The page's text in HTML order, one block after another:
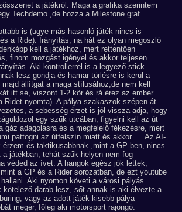
a játékról. Maga a grafika szerintem
Techdemo ,de hozza a Milestone graf
is (ugye más hasonló játék nincs is
a Ride). Irányítás, na hát ez olyan megoszló
kell a játékhoz, mert rettentően
finom mozgást igényel és akkor teljesen
Aki kontrollerrel is a legyező stick
lesz gondja és hamar törlésre is kerül a
állítgat a maga stílusához,de nem kell
itt se, viszont 1-2 kör és rá érez az ember
Ridet nyomta). A pálya szakaszok szépen át
a sebesség érzet is jól vissza adja, hogy
egy szűk utcában, figyelni kell az út
gáz adagolásra és a megfelelő fékezésre, mert
pattogni az útfelszín miatt és akkor..... Az AI-
és taktikusabbnak ,mint a GP-ben, nincs
a játékban, tehát szűk helyen nem fog
véded az ívet. A hangok egész jók lettek,
a GP és a Rider sorozatban, de ezt youtube
Aki nyomon követi a városi pályás
kötelező darab lesz, sőt annak is aki élvezte a
vagy az adott játék kisebb pálya
megér, főleg aki motorsport rajongó.